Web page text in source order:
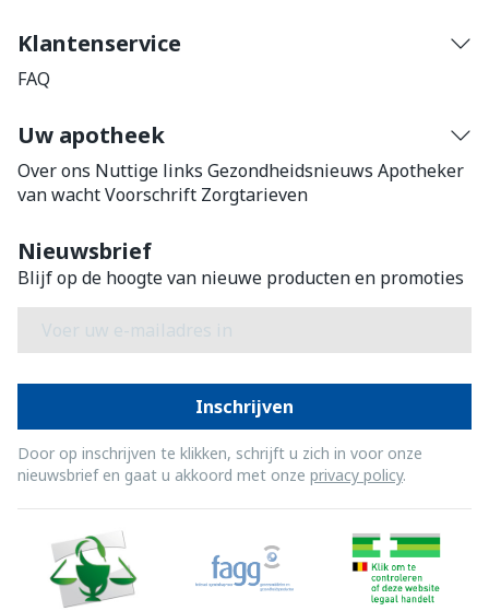
Klantenservice
FAQ
Uw apotheek
Over ons Nuttige links Gezondheidsnieuws Apotheker
van wachtVoorschrift Zorgtarieven
Nieuwsbrief
Blijf op de hoogte van nieuwe producten en promoties
Inschrijven
Door op inschrijven te klikken, schrijft u zich in voor onze
nieuwsbrief en gaat u akkoord met onze privacy policy.